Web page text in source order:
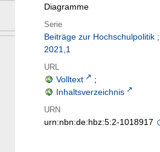
Diagramme
Serie
Beiträge zur Hochschulpolitik ;
2021,1
URL
Volltext
;
Inhaltsverzeichnis
URN
urn:nbn:de:hbz:5:2-1018917